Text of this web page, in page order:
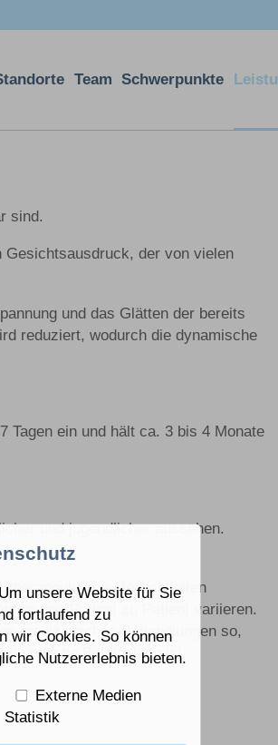
Team Schwerpunkte
sind.
Gesichtsausdruck, der von vielen
und das Glätten der bereits
reduziert, wodurch die dynamische
Tagen ein und hält ca. 3 bis 4 Monate
und jugendlicher aussehen.
therapeutische Möglichkeiten
von Patient zu Patient variieren.
medizinischen Behandlungen so,
Behandlung ist.
unsere Website für Sie
fortlaufend zu
wir Cookies. So können
Nutzererlebnis bieten.
Externe Medien
Statistik